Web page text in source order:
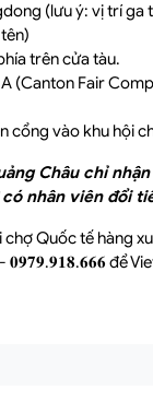
(lưu ý: vị trí
trên cửa tàu.
(Canton Fair
cổng vào khu hội
Châu chỉ
nhân viên đổi
Quốc tế hàng
để